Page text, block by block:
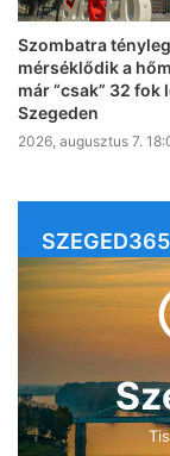
Szombatra tényleg
mérséklődik a
már “csak” 32 fok
Szegeden
2026, augusztus 7.